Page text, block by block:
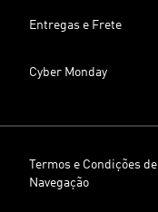
Entregas e Frete
Cyber Monday
Termos e Condições de
Navegação